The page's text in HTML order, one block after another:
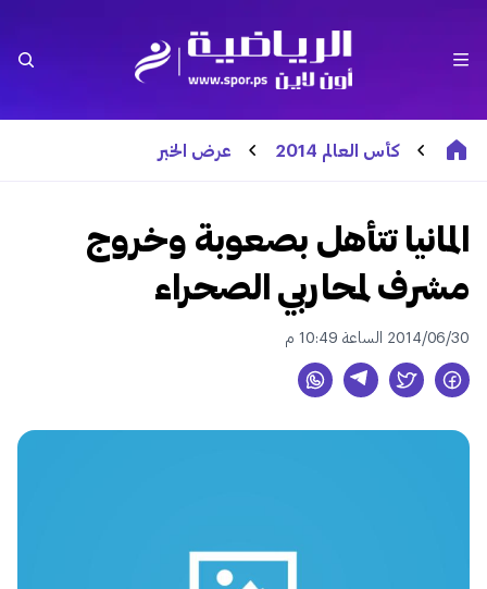
كأس العالم 2014 عرض الخبر
المانيا تتأهل بصعوبة وخروج
مشرف لمحاربي الصحراء
2014/06/30 الساعة 10:49 م